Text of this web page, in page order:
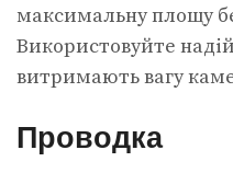
максимальну площу
Використовуйте
витримають вагу
Проводка